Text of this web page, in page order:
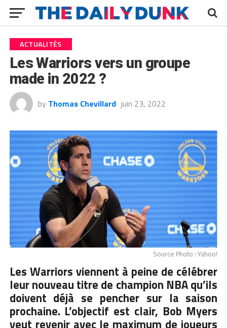
ACTUALITÉS
Les Warriors vers un groupe
made in 2022 ?
by Thomas Chevillard juin 23, 2022
Source Photo : Yahoo!
Les Warriors viennent à peine de célébrer
leur nouveau titre de champion NBA qu’ils
doivent déjà se pencher sur la saison
prochaine. L’objectif est clair, Bob Myers
veut revenir avec le maximum de joueurs